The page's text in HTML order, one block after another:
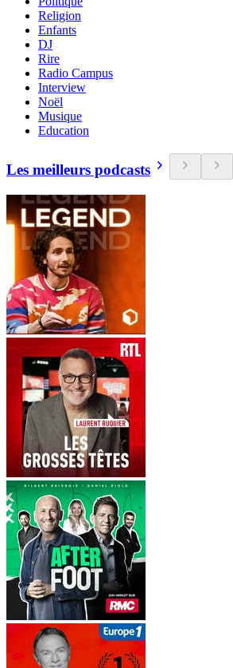
Religion
Enfants
DJ
Rire
Radio Campus
Interview
Noël
Musique
Education
Les meilleurs podcasts